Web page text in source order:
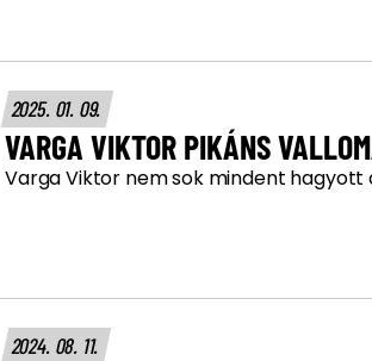
2025. 01. 09.
VARGA VIKTOR PIKÁNS
Varga Viktor nem sok mindent hagyott
2024. 08. 11.